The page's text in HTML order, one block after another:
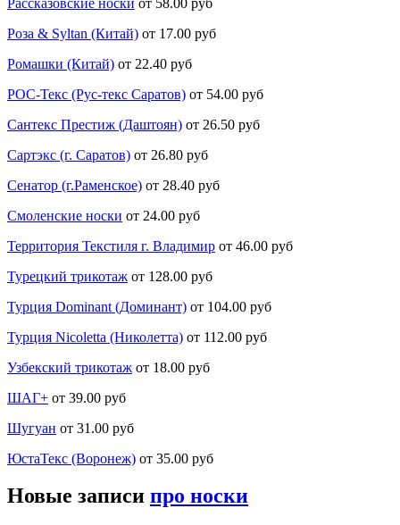
Роза & Syltan (Китай) от 17.00 руб
Ромашки (Китай) от 22.40 руб
РОС-Текс (Рус-текс Саратов) от 54.00 руб
Сантекс Престиж (Даштоян) от 26.50 руб
Сартэкс (г. Саратов) от 26.80 руб
Сенатор (г.Раменское) от 28.40 руб
Смоленские носки от 24.00 руб
Территория Текстиля г. Владимир от 46.00 руб
Турецкий трикотаж от 128.00 руб
Турция Dominant (Доминант) от 104.00 руб
Турция Nicoletta (Николетта) от 112.00 руб
Узбекский трикотаж от 18.00 руб
ШАГ+ от 39.00 руб
Шугуан от 31.00 руб
ЮстаТекс (Воронеж) от 35.00 руб
Новые записи про носки